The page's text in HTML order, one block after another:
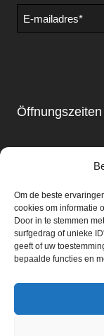
Om de beste
cookies om informatie
Door in te stemmen
surfgedrag of unieke
geeft of uw
bepaalde functies en
E-
mailadres
Öffnungszeiten
Montag -
09.00 - 18.00
Getränkemarkt:
Montag -